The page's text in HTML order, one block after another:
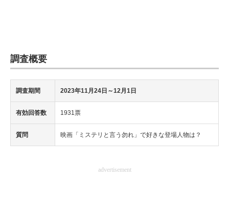
調査概要
調査期間 2023年11月24日 ～12月1日
有効回答数 1931票
質問 映画「ミステリと言う勿れ」で好きな登場人物は？
advertisement